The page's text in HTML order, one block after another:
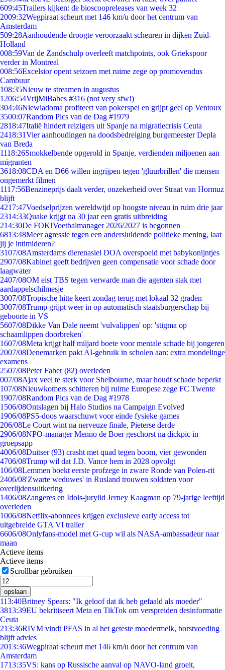
609:45Trailers kijken: de bioscoopreleases van week 32
2009:32Wegpiraat scheurt met 146 km/u door het centrum van
Amsterdam
509:28Aanhoudende droogte veroorzaakt scheuren in dijken Zuid-
Holland
008:59Van de Zandschulp overleeft matchpoints, ook Griekspoor
verder in Montreal
008:56Excelsior opent seizoen met ruime zege op promovendus
Cambuur
108:35Nieuw te streamen in augustus
1206:54VrijMiBabes #316 (not very sfw!)
304:46Niewiadoma profiteert van pokerspel en grijpt geel op Ventoux
3500:07Random Pics van de Dag #1979
2818:47Italië hindert reizigers uit Spanje na migratiecrisis Ceuta
2418:31Vier aanhoudingen na doodsbedreiging burgemeester Depla
van Breda
1118:26Smokkelbende opgerold in Spanje, verdienden miljoenen aan
migranten
3618:08CDA en D66 willen ingrijpen tegen 'gluurbrillen' die mensen
ongemerkt filmen
1117:56Benzineprijs daalt verder, onzekerheid over Straat van Hormuz
blijft
4217:47Voedselprijzen wereldwijd op hoogste niveau in ruim drie jaar
2314:33Quake krijgt na 30 jaar een gratis uitbreiding
214:30De FOK!Voetbalmanager 2026/2027 is begonnen
6813:48Meer agressie tegen een andersluidende politieke mening, laat
jij je intimideren?
3107/08Amsterdams dierenasiel DOA overspoeld met babykonijntjes
2907/08Kabinet geeft bedrijven geen compensatie voor schade door
laagwater
2407/08OM eist TBS tegen verwarde man die agenten stak met
aardappelschilmesje
3007/08Tropische hitte keert zondag terug met lokaal 32 graden
3007/08Trump grijpt weer in op automatisch staatsburgerschap bij
geboorte in VS
5607/08Dikke Van Dale neemt 'vulvalippen' op: 'stigma op
schaamlippen doorbreken'
1607/08Meta krijgt half miljard boete voor mentale schade bij jongeren
2007/08Denemarken pakt AI-gebruik in scholen aan: extra mondelinge
examens
2507/08Peter Faber (82) overleden
007/08Ajax veel te sterk voor Shelbourne, maar houdt schade beperkt
107/08Nieuwkomers schitteren bij ruime Europese zege FC Twente
1907/08Random Pics van de Dag #1978
1506/08Ontslagen bij Halo Studios na Campaign Evolved
1906/08PS5-doos waarschuwt voor einde fysieke games
206/08Le Court wint na nerveuze finale, Pieterse derde
2906/08NPO-manager Menno de Boer geschorst na dickpic in
groepsapp
4006/08Duitser (93) crasht met quad tegen boom, vier gewonden
4706/08Trump wil dat J.D. Vance hem in 2028 opvolgt
106/08Lemmen boekt eerste profzege in zware Ronde van Polen-rit
2406/08'Zwarte weduwes' in Rusland trouwen soldaten voor
overlijdensuitkering
1406/08Zangeres en Idols-jurylid Jerney Kaagman op 79-jarige leeftijd
overleden
1006/08Netflix-abonnees krijgen exclusieve early access tot
uitgebreide GTA VI trailer
6606/08Onlyfans-model met G-cup wil als NASA-ambassadeur naar
maan
Actieve items
Actieve items
Scrollbar gebruiken
opslaan
113:40Britney Spears: "Ik geloof dat ik heb gefaald als moeder"
3813:39EU bekritiseert Meta en TikTok om verspreiden desinformatie
Ceuta
213:36RIVM vindt PFAS in al het geteste moedermelk, borstvoeding
blijft advies
2013:36Wegpiraat scheurt met 146 km/u door het centrum van
Amsterdam
1713:35VS: kans op Russische aanval op NAVO-land groeit,